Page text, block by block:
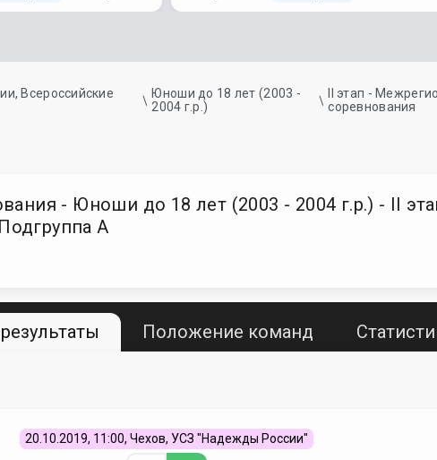
Всероссийские
Юноши до 18 лет (2003 -
2004 г.р.)
II этап -
соревнования
- Юноши до 18 лет (2003 - 2004 г.р.) - II
А
Положение команд
20.10.2019, 11:00, Чехов, УСЗ "Надежды России"